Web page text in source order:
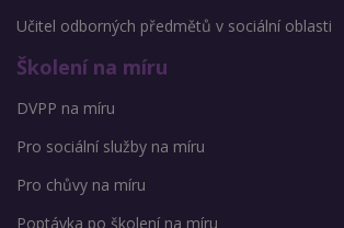
Učitel odborných předmětů v sociální oblasti
Školení na míru
DVPP na míru
Pro sociální služby na míru
Pro chůvy na míru
Poptávka po školení na míru